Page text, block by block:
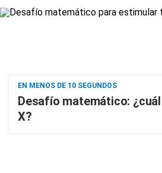
EN MENOS DE 10 SEGUNDOS
Desafío matemático:
X?